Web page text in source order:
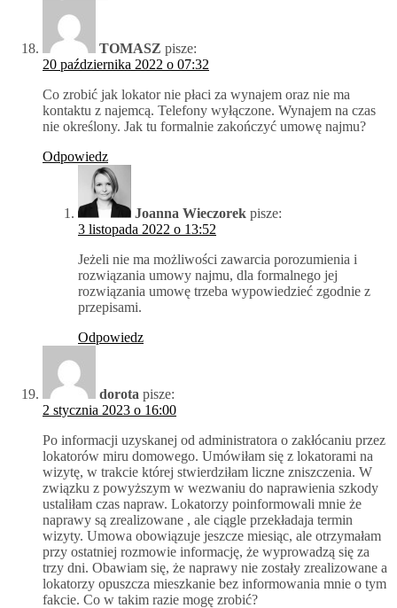
TOMASZ pisze:
20 października 2022 o 07:32
Co zrobić jak lokator nie płaci za wynajem oraz nie ma
kontaktu z najemcą. Telefony wyłączone. Wynajem na czas
nie określony. Jak tu formalnie zakończyć umowę najmu?
Odpowiedz
Joanna Wieczorek pisze:
3 listopada 2022 o 13:52
Jeżeli nie ma możliwości zawarcia porozumienia i
rozwiązania umowy najmu, dla formalnego jej
rozwiązania umowę trzeba wypowiedzieć zgodnie z
przepisami.
Odpowiedz
dorota pisze:
2 stycznia 2023 o 16:00
Po informacji uzyskanej od administratora o zakłócaniu przez
lokatorów miru domowego. Umówiłam się z lokatorami na
wizytę, w trakcie której stwierdziłam liczne zniszczenia. W
związku z powyższym w wezwaniu do naprawienia szkody
ustaliłam czas napraw. Lokatorzy poinformowali mnie że
naprawy są zrealizowane , ale ciągle przekładaja termin
wizyty. Umowa obowiązuje jeszcze miesiąc, ale otrzymałam
przy ostatniej rozmowie informację, że wyprowadzą się za
trzy dni. Obawiam się, że naprawy nie zostały zrealizowane a
lokatorzy opuszcza mieszkanie bez informowania mnie o tym
fakcie. Co w takim razie mogę zrobić?